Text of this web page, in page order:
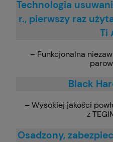
Technologia
r., pierwszy raz
Ti
– Funkcjonalna
Black
– Wysokiej jakości
z
Osadzony,